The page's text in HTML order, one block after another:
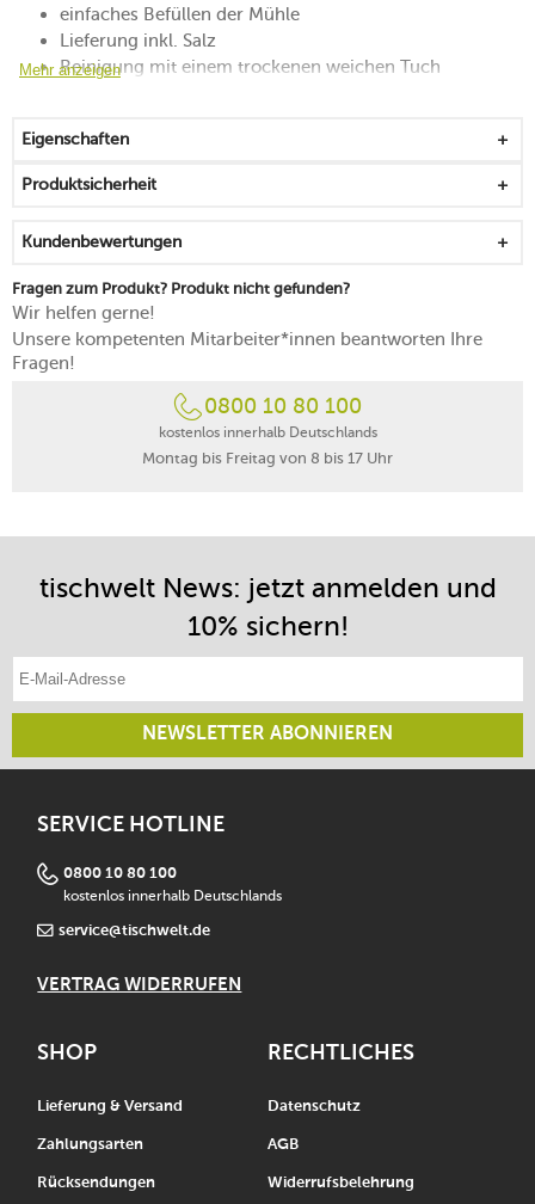
einfaches Befüllen der Mühle
Lieferung inkl. Salz
Reinigung mit einem trockenen weichen Tuch
"Zirlion" (Zirkonia)
Mehr anzeigen
Eigenschaften
Produktsicherheit
Kundenbewertungen
Fragen zum Produkt? Produkt nicht gefunden?
Wir helfen gerne!
Unsere kompetenten Mitarbeiter*innen beantworten Ihre
Fragen!
0800 10 80 100
kostenlos innerhalb Deutschlands
Montag bis Freitag von 8 bis 17 Uhr
tischwelt News: jetzt anmelden und
10% sichern!
NEWSLETTER ABONNIEREN
SERVICE HOTLINE
0800 10 80 100
kostenlos innerhalb Deutschlands
service@tischwelt.de
VERTRAG WIDERRUFEN
SHOP
Lieferung & Versand
Zahlungsarten
Rücksendungen
RECHTLICHES
Datenschutz
AGB
Widerrufsbelehrung